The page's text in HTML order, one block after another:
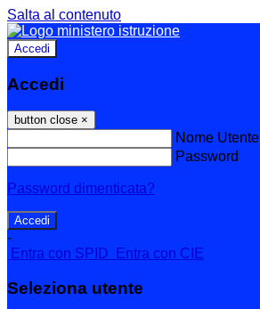
Salta al contenuto
Accedi
Accedi
button close ×
Nome Utente
Password
Password dimenticata?
-
Entra con SPID
Entra con CIE
Seleziona utente